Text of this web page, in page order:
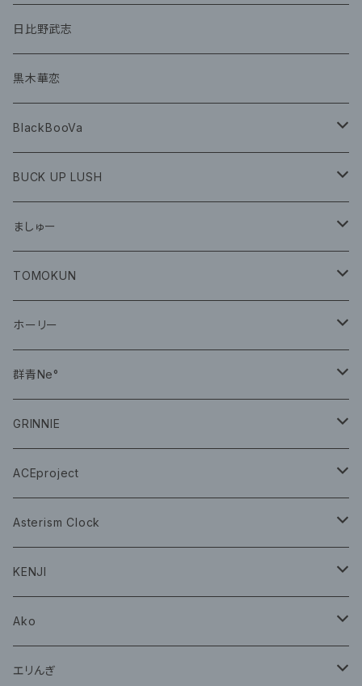
グッズ
CD
グッズ
日比野武志
黒木華恋
BlackBooVa
CD
BUCK UP LUSH
グッズ
CD
ましゅー
グッズ
TOMOKUN
CD
ホーリー
CD
群青Ne°
CD
グッズ
GRINNIE
グッズ
ACEproject
グッズ
CD
Asterism Clock
グッズ
KENJI
グッズ
Ako
グッズ
エリんぎ